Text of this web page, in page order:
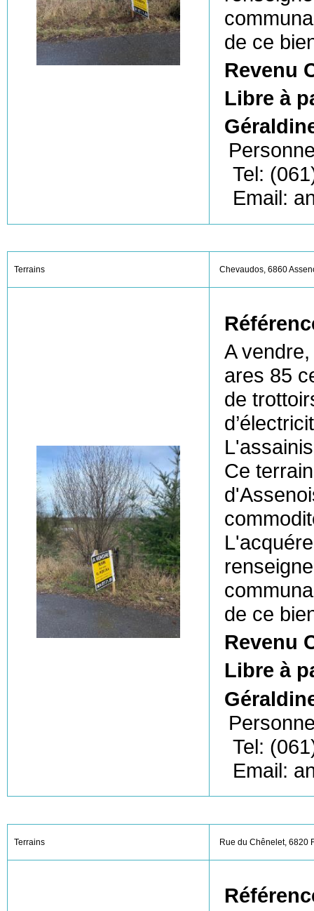
de ce
Revenu
Libre à
Tel:
Email:
Terrains Chevaudos, 6860
A
ares 85
de
Ce
de ce
Revenu
Libre à
Tel:
Email:
Terrains Rue du Chênelet, 6820